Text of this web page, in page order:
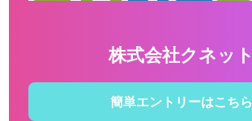
株式会社クネット
簡単エントリーはこちら